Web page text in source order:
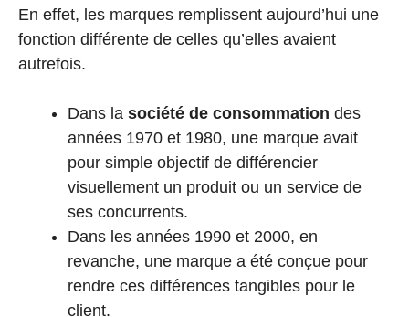
En effet, les marques remplissent aujourd’hui une
fonction différente de celles qu’elles avaient
autrefois.
Dans la société de consommation des
années 1970 et 1980, une marque avait
pour simple objectif de différencier
visuellement un produit ou un service de
ses concurrents.
Dans les années 1990 et 2000, en
revanche, une marque a été conçue pour
rendre ces différences tangibles pour le
client.
Article ajouté au panier
CFA
Paiement